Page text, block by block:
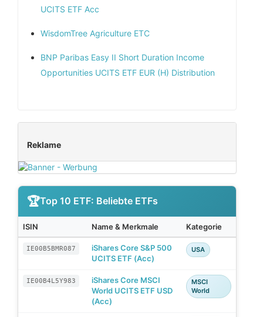
UCITS ETF Acc
WisdomTree Agriculture ETC
BNP Paribas Easy II Short Duration Income
Opportunities UCITS ETF EUR (H) Distribution
Reklame
Top 10 ETF: Beliebte ETFs
ISIN Name & Merkmale Kategorie
IE00B5BMR087
iShares Core S&P 500
UCITS ETF (Acc)
USA
IE00B4L5Y983
iShares Core MSCI
World UCITS ETF USD
(Acc)
MSCI
World